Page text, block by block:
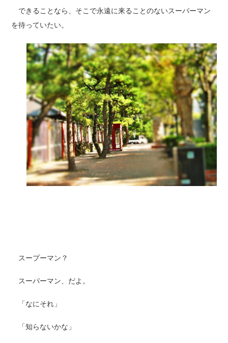
できることなら、そこで永遠に来ることのないスーパーマン
を待っていたい。
スープーマン？
スーパーマン、だよ。
「なにそれ」
「知らないかな」